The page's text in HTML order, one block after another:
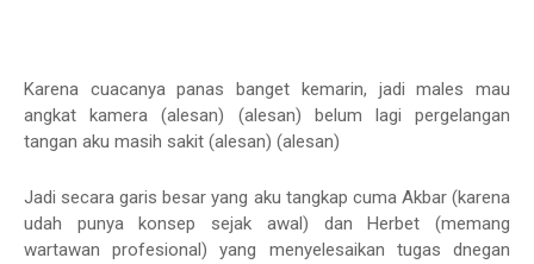
Karena cuacanya panas banget kemarin, jadi males mau
angkat kamera (alesan) (alesan) belum lagi pergelangan
tangan aku masih sakit (alesan) (alesan)
Jadi secara garis besar yang aku tangkap cuma Akbar (karena
udah punya konsep sejak awal) dan Herbet (memang
wartawan profesional) yang menyelesaikan tugas dnegan